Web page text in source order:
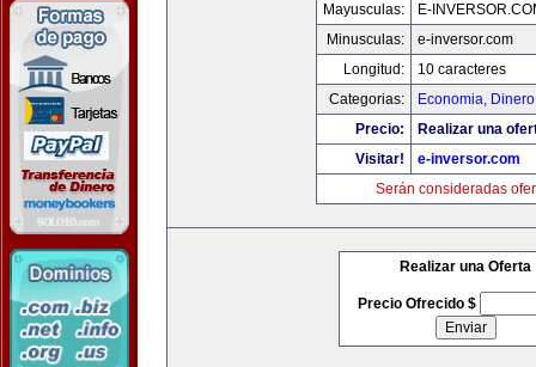
Mayusculas:
E-
Minusculas:
e-inversor.com
Longitud:
10 caracteres
Categorias:
Economia,
Precio:
Realizar una
Visitar!
e-inversor.com
Serán consideradas
Realizar una Oferta
Precio Ofrecido $